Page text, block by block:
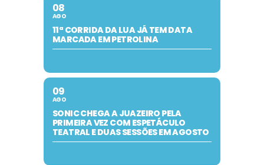
08
AGO
11ª CORRIDA DA LUA JÁ TEM DATA
MARCADA EM PETROLINA
09
AGO
SONIC CHEGA A JUAZEIRO PELA
PRIMEIRA VEZ COM ESPETÁCULO
TEATRAL E DUAS SESSÕES EM AGOSTO